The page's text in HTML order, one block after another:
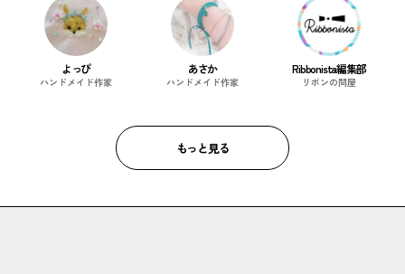
よっぴ
ハンドメイド作家
あさか
ハンドメイド作家
Ribbonista編集部
リボンの問屋
もっと見る